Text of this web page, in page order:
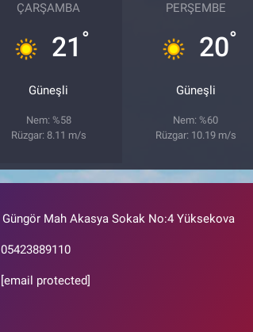
ÇARŞAMBA
21 °
Güneşli
Nem: %58
Rüzgar: 8.11 m/s
PERŞEMBE
20°
Güneşli
Nem: %60
Rüzgar: 10.19 m/s
Güngör Mah Akasya Sokak No:4 Yüksekova
05423889110
[email protected]